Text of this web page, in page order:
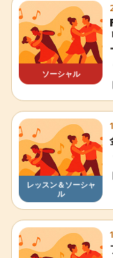
ソーシャル
レッスン＆ソーシャ
ル